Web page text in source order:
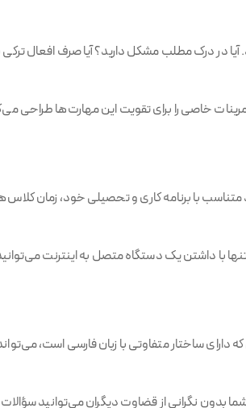
در درک مطلب مشکل دارید؟ آیا صرف افعال ترکی
خاصی را برای تقویت این مهارت‌ها طراحی
با برنامه کاری و تحصیلی خود، زمان
تنها با داشتن یک دستگاه متصل به اینترنت
ساختار متفاوتی با زبان فارسی است،
نگرانی از قضاوت دیگران می‌توانید سؤالات